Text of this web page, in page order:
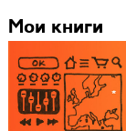
Мои книги